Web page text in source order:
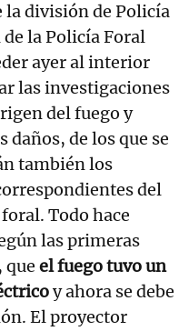
la división de Policía
la Policía Foral
ayer al interior
las investigaciones
del fuego y
daños, de los que se
también los
del
Todo hace
las primeras
que el fuego tuvo un
y ahora se debe
El proyector